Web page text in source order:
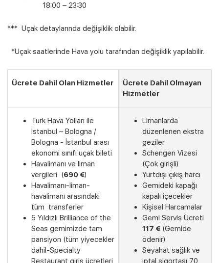
Son Kabinler
18:00 – 23:30
*** Uçak detaylarında değişiklik olabilir.
*Uçak saatlerinde Hava yolu tarafından değişiklik yapılabilir.
Ücrete Dahil Olan Hizmetler
Ücrete Dahil Olmayan
Hizmetler
Türk Hava Yolları ile
İstanbul – Bologna /
Bologna - İstanbul arası
ekonomi sınıfı uçak bileti
Havalimanı ve liman
vergileri (690 €)
Havalimanı-liman-
havalimanı arasındaki
tüm transferler
5 Yıldızlı Brilliance of the
Seas gemimizde tam
pansiyon (tüm yiyecekler
dahil-Specialty
Restaurant giriş ücretleri
Limanlarda
düzenlenen ekstra
geziler
Schengen Vizesi
(Çok girişli)
Yurtdışı çıkış harcı
Gemideki kapağı
kapalı içecekler
Kişisel Harcamalar
Gemi Servis Ücreti
117 € (Gemide
ödenir)
Seyahat sağlık ve
iptal sigortası 70